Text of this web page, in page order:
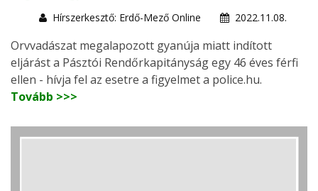
Hírszerkesztő: Erdő-Mező Online
2022.11.08.
Orvvadászat megalapozott gyanúja miatt indított
eljárást a Pásztói Rendőrkapitányság egy 46 éves férfi
ellen - hívja fel az esetre a figyelmet a police.hu.
Tovább >>>